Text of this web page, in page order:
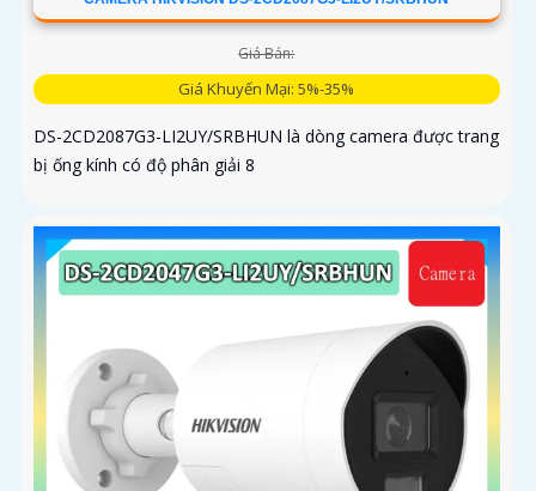
Giá Bán:
Giá Khuyến Mại: 5%-35%
DS-2CD2087G3-LI2UY/SRBHUN là dòng camera được trang
bị ống kính có độ phân giải 8